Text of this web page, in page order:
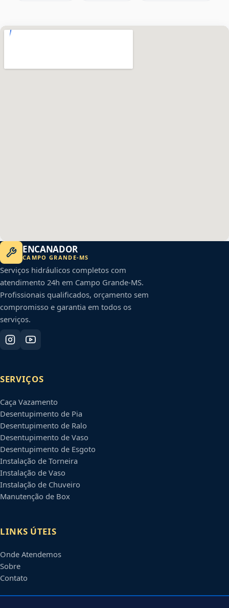
ENCANADOR
CAMPO GRANDE-MS
Serviços hidráulicos completos com
atendimento 24h em Campo Grande-MS.
Profissionais qualificados, orçamento sem
compromisso e garantia em todos os
serviços.
SERVIÇOS
Caça Vazamento
Desentupimento de Pia
Desentupimento de Ralo
Desentupimento de Vaso
Desentupimento de Esgoto
Instalação de Torneira
Instalação de Vaso
Instalação de Chuveiro
Manutenção de Box
LINKS ÚTEIS
Onde Atendemos
Sobre
Contato